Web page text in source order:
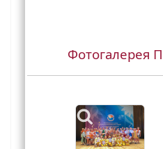
Фотогалерея